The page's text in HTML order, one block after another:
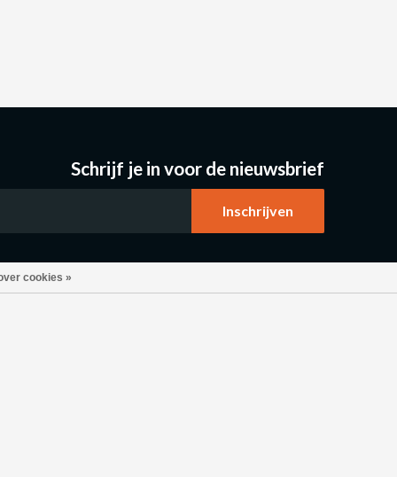
cookies »
Schrijf je in voor de nieuwsbrief